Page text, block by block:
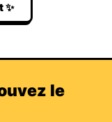
✨
le